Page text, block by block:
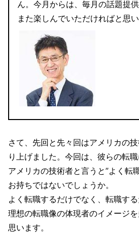
ん。今月からは、毎月の話題提
また楽しんでいただければと思い
さて、先回と先々回はアメリカの
り上げました。今回は、彼らの転職
アメリカの技術者と言うと”よく転
お持ちではないでしょうか。
よく転職するだけでなく、転職する
理想の転職像の体現者のイメージ
思います。